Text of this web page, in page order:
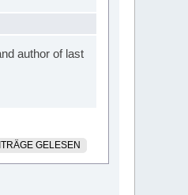
author of last
GELESEN